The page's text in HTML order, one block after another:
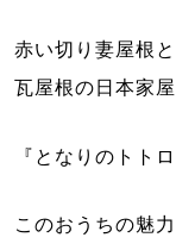
赤い切り妻屋根と
瓦屋根の日本家
『となりのトト
このおうちの魅力